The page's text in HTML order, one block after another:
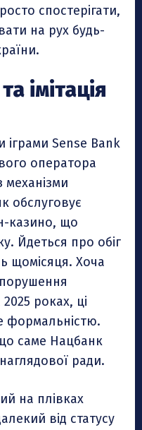
спостерігати,
на рух будь-
імітація
Sense Bank
оператора
механізми
обслуговує
казино, що
Йдеться про обіг
щомісяця. Хоча
роках, ці
формальністю.
саме Нацбанк
ради.
на плівках
від статусу